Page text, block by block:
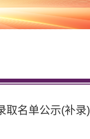
取名单公示(补录)